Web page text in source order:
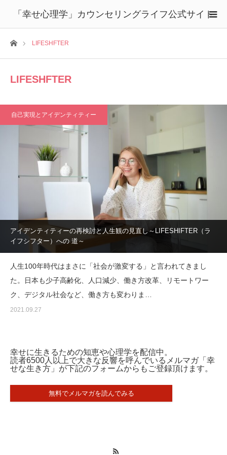
「幸せ心理学」カウンセリングライフ公式サイト
ホームLIFESHFTER
LIFESHFTER
自己実現とアイデンティティー
アイデンティティーの再検討と人生観の見直し～LIFESHIFTER（ラ
イフシフター）への 道～
人生100年時代はまさに「社会が激変する」と言われてきまし
た。日本も少子高齢化、人口減少、働き方改革、リモートワー
ク、デジタル社会など、働き方も変わりま…
2021.09.27
幸せに生きるための知恵や心理学を配信中。
読者6500人以上で大きな反響を呼んでいるメルマガ「幸
せな生き方」が下記のフォームからもご登録頂けます。
無料でメルマガを読んでみる